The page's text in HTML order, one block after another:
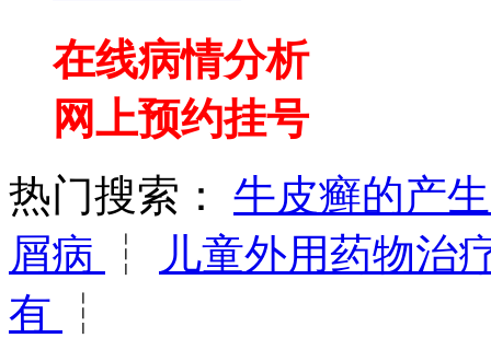
在线病情分析
网上预约挂号
热门搜索：
牛皮癣的产
屑病
┆
儿童外用药物治
有
┆